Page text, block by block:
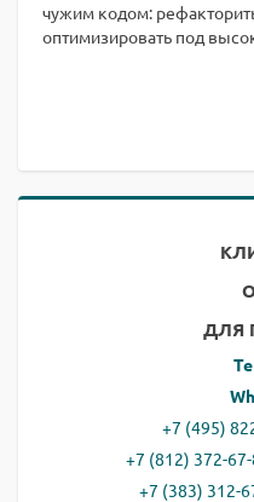
чужим кодом:
оптимизировать под
ДЛЯ
+7 (495)
+7 (812) 372-
+7 (383) 312-